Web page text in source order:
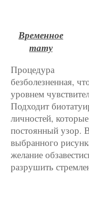
Временное
тату
Процедура
безболезненная,
уровнем
Подходит
личностей,
постоянный узор.
выбранного
желание
разрушить